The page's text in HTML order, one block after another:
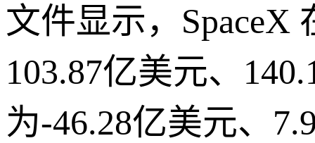
文件显示，SpaceX
103.87亿美元、
为-46.28亿美元、